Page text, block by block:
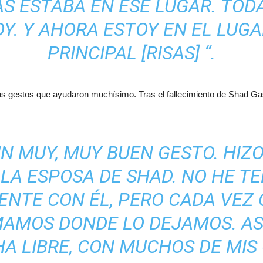
ESTABA EN ESE LUGAR.
Y AHORA ESTOY EN EL
PRINCIPAL [RISAS] “.
gestos que ayudaron muchísimo. Tras el fallecimiento de Shad
MUY, MUY BUEN GESTO.
ESPOSA DE SHAD. NO HE
CON ÉL, PERO CADA VEZ
DONDE LO DEJAMOS.
LIBRE, CON MUCHOS DE MIS